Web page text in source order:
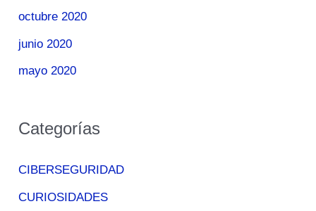
octubre 2020
junio 2020
mayo 2020
Categorías
CIBERSEGURIDAD
CURIOSIDADES